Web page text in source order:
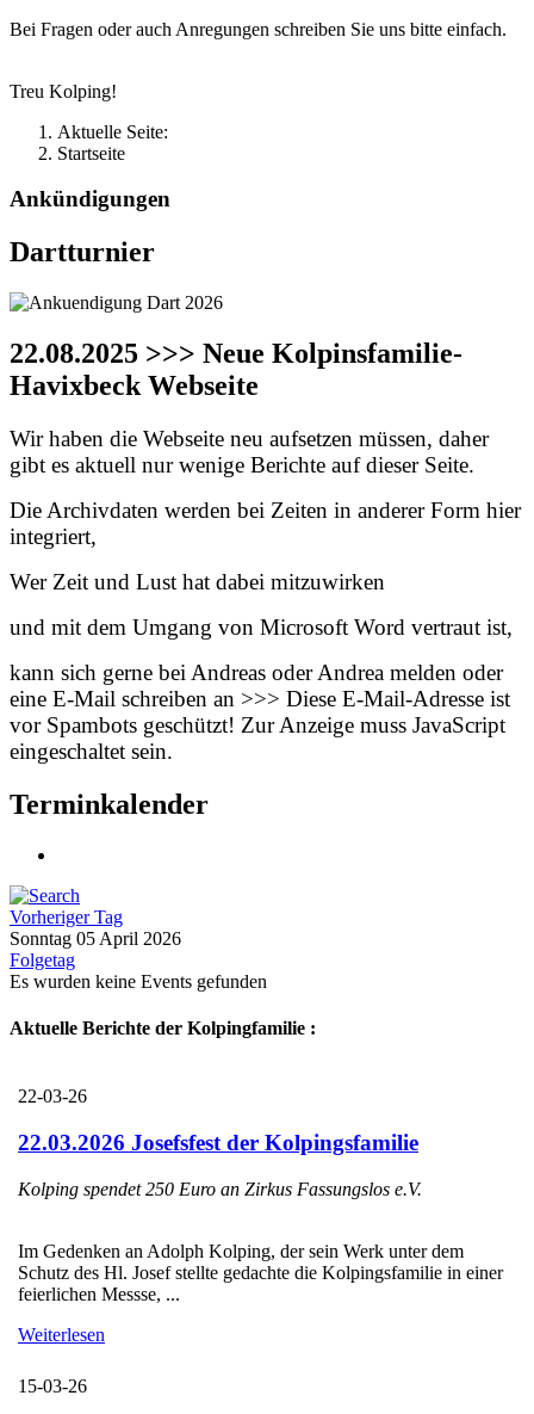
Bei Fragen oder auch Anregungen schreiben Sie uns bitte einfach.
Treu Kolping!
Aktuelle Seite:
Startseite
Ankündigungen
Dartturnier
22.08.2025 >>> Neue Kolpinsfamilie-
Havixbeck Webseite
Wir haben die Webseite neu aufsetzen müssen, daher
gibt es aktuell nur wenige Berichte auf dieser Seite.
Die Archivdaten werden bei Zeiten in anderer Form hier
integriert,
Wer Zeit und Lust hat dabei mitzuwirken
und mit dem Umgang von Microsoft Word vertraut ist,
kann sich gerne bei Andreas oder Andrea melden oder
eine E-Mail schreiben an >>> Diese E-Mail-Adresse ist
vor Spambots geschützt! Zur Anzeige muss JavaScript
eingeschaltet sein.
Terminkalender
Vorheriger Tag
Sonntag 05 April 2026
Folgetag
Es wurden keine Events gefunden
Aktuelle Berichte der Kolpingfamilie :
22-03-26
22.03.2026 Josefsfest der Kolpingsfamilie
Kolping spendet 250 Euro an Zirkus Fassungslos e.V.
Im Gedenken an Adolph Kolping, der sein Werk unter dem
Schutz des Hl. Josef stellte gedachte die Kolpingsfamilie in einer
feierlichen Messse, ...
Weiterlesen
15-03-26